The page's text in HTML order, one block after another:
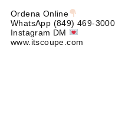
Ordena Online
WhatsApp (849)469-3000
Instagram DM
www.itscoupe.com